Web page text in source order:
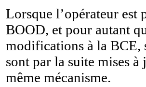
Lorsque l’opérateur est
BOOD, et pour autant
modifications à la BCE,
sont par la suite mises à
même mécanisme.